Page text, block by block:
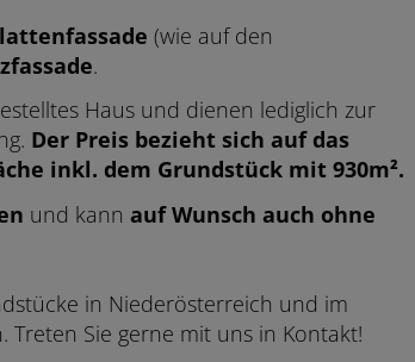
(wie auf den
.
Haus und dienen lediglich zur
Der Preis bezieht sich auf das
inkl. dem Grundstück mit 930m².
und kann auf Wunsch auch ohne
in Niederösterreich und im
Sie gerne mit uns in Kontakt!